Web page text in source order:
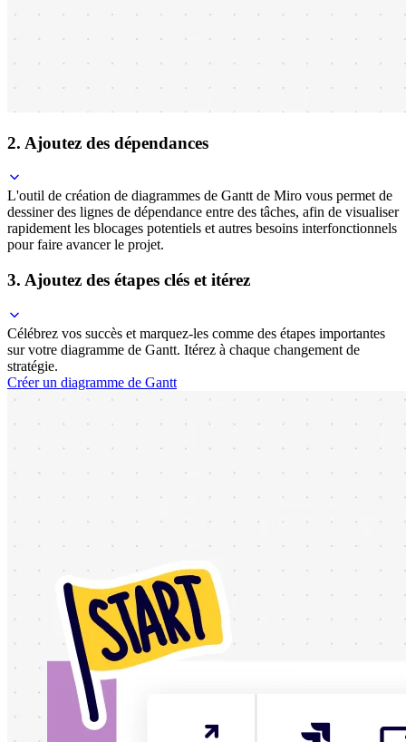
2. Ajoutez des dépendances
L'outil de création de diagrammes de Gantt de Miro vous permet de
dessiner des lignes de dépendance entre des tâches, afin de visualiser
rapidement les blocages potentiels et autres besoins interfonctionnels
pour faire avancer le projet.
3. Ajoutez des étapes clés et itérez
Célébrez vos succès et marquez-les comme des étapes importantes
sur votre diagramme de Gantt. Itérez à chaque changement de
stratégie.
Créer un diagramme de Gantt